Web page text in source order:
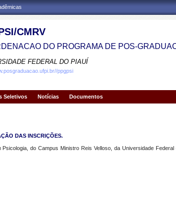
CMRV
DO PROGRAMA DE POS-
FEDERAL DO PIAUÍ
ppgpsi
Seletivos Notícias Documentos
DAS INSCRIÇÕES.
do Campus Ministro Reis Velloso, da Universidade